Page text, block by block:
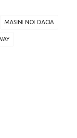
MASINI NOI DACIA